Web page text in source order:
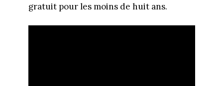
gratuit pour les moins de huit ans.